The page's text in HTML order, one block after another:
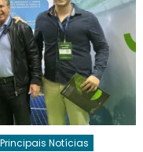
Principais Notícias